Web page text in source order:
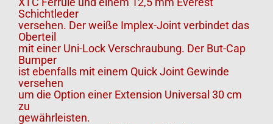
Schichtleder
versehen. Der weiße Implex-Joint verbindet das
Oberteil
mit einer Uni-Lock Verschraubung. Der But-Cap
Bumper
ist ebenfalls mit einem Quick Joint Gewinde
versehen
um die Option einer Extension Universal 30 cm
zu
gewährleisten.